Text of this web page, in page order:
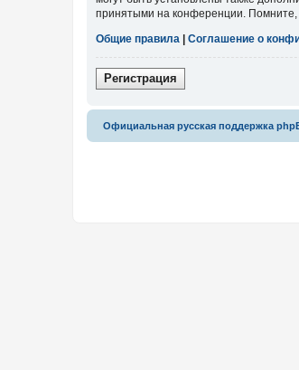
принятыми на конференции. Помните,
Общие правила
Соглашение о
Регистрация
Официальная русская поддержка
Связаться с